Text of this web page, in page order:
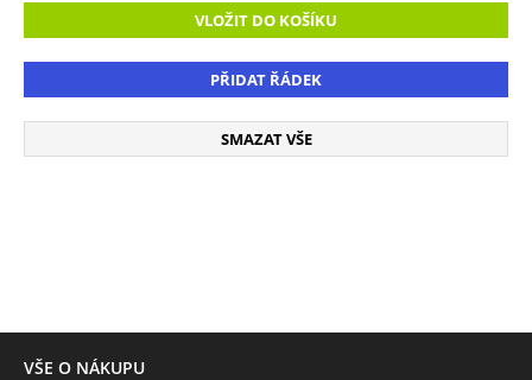
PŘIDAT ŘÁDEK
SMAZAT VŠE
VLOŽIT DO KOŠÍKU
VŠE O NÁKUPU